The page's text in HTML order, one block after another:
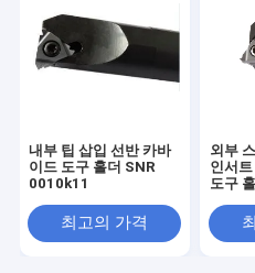
내부 팁 삽입 선반 카바
이드 도구 홀더 SNR
0010k11
최고의 가격
외부
인서
도구